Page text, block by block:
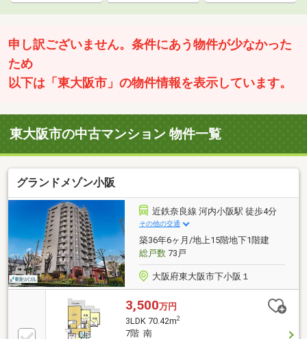
申し訳ございません。条件にあう物件が少なかった
ため
以下は「東大阪市」の物件情報を表示しています。
東大阪市の中古マンション 物件一覧
グランドメゾン小阪
近鉄奈良線 河内小阪駅 徒歩4分
その他の交通
築36年6ヶ月/地上15階地下1階建
総戸数73戸
大阪府東大阪市下小阪１
3,500万円
3LDK 70.42m2
7階 南